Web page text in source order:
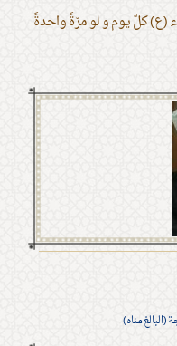
(ع) كلّ يوم و لو مرّةً واحدةً
مناه)